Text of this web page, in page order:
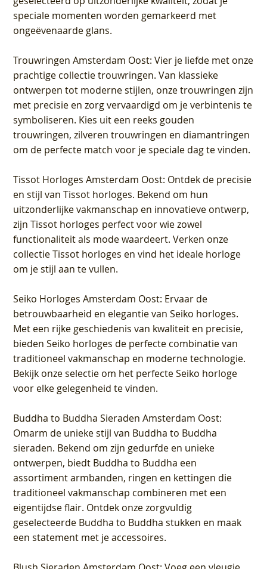
speciale momenten worden gemarkeerd met
ongeëvenaarde glans.
Trouwringen Amsterdam Oost: Vier je liefde met onze
prachtige collectie trouwringen. Van klassieke
ontwerpen tot moderne stijlen, onze trouwringen zijn
met precisie en zorg vervaardigd om je verbintenis te
symboliseren. Kies uit een reeks gouden
trouwringen, zilveren trouwringen en diamantringen
om de perfecte match voor je speciale dag te vinden.
Tissot Horloges Amsterdam Oost: Ontdek de precisie
en stijl van Tissot horloges. Bekend om hun
uitzonderlijke vakmanschap en innovatieve ontwerp,
zijn Tissot horloges perfect voor wie zowel
functionaliteit als mode waardeert. Verken onze
collectie Tissot horloges en vind het ideale horloge
om je stijl aan te vullen.
Seiko Horloges Amsterdam Oost: Ervaar de
betrouwbaarheid en elegantie van Seiko horloges.
Met een rijke geschiedenis van kwaliteit en precisie,
bieden Seiko horloges de perfecte combinatie van
traditioneel vakmanschap en moderne technologie.
Bekijk onze selectie om het perfecte Seiko horloge
voor elke gelegenheid te vinden.
Buddha to Buddha Sieraden Amsterdam Oost:
Omarm de unieke stijl van Buddha to Buddha
sieraden. Bekend om zijn gedurfde en unieke
ontwerpen, biedt Buddha to Buddha een
assortiment armbanden, ringen en kettingen die
traditioneel vakmanschap combineren met een
eigentijdse flair. Ontdek onze zorgvuldig
geselecteerde Buddha to Buddha stukken en maak
een statement met je accessoires.